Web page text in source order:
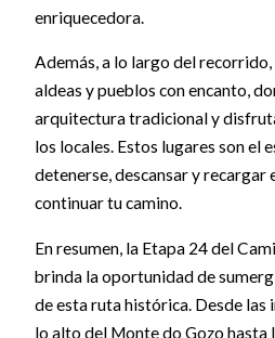
enriquecedora.
Además, a lo largo del
aldeas y pueblos con encanto,
arquitectura tradicional y
los locales. Estos lugares son el
detenerse, descansar y recargar
continuar tu camino.
En resumen, la Etapa 24 del
brinda la oportunidad de
de esta ruta histórica. Desde las
lo alto del Monte do Gozo hasta